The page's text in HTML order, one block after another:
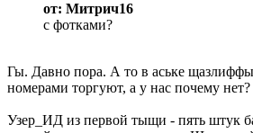
от: Митрич16
с фотками?
Гы. Давно пора. А то в аське
номерами торгуют, а у нас почему нет?
Узер_ИД из первой тыщи - пять штук